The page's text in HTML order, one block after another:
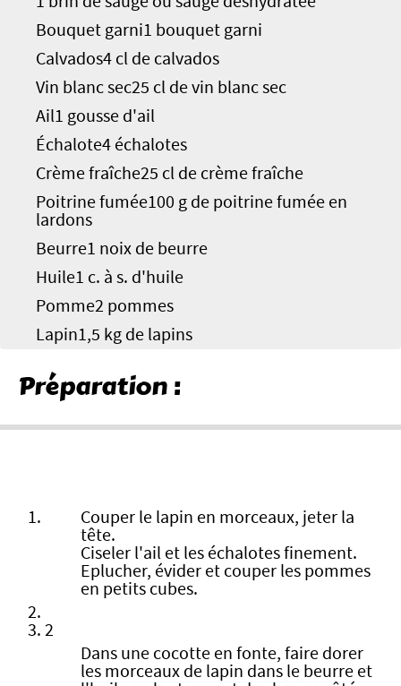
Bouquet garni1 bouquet garni
Calvados4 cl de calvados
Vin blanc sec25 cl de vin blanc sec
Ail1 gousse d'ail
Échalote4 échalotes
Crème fraîche25 cl de crème fraîche
Poitrine fumée100 g de poitrine fumée en
lardons
Beurre1 noix de beurre
Huile1 c. à s. d'huile
Pomme2 pommes
Lapin1,5 kg de lapins
Préparation :
Couper le lapin en morceaux, jeter la
tête.
Ciseler l'ail et les échalotes finement.
Eplucher, évider et couper les pommes
en petits cubes.
2
Dans une cocotte en fonte, faire dorer
les morceaux de lapin dans le beurre et